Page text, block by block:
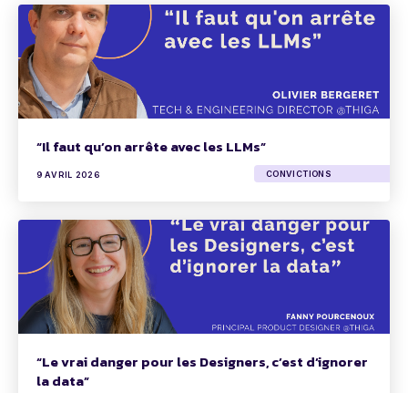
“Il faut qu’on arrête avec les LLMs”
9 AVRIL 2026 CONVICTIONS
“Le vrai danger pour les Designers, c’est d’ignorer
la data”